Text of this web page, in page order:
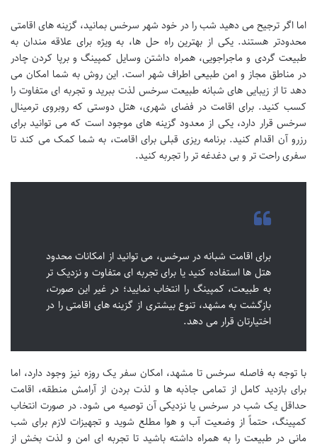
اما اگر ترجیح می دهید شب را در خود شهر سرخس بمانید، گزینه های اقامتی
محدودتر هستند. یکی از بهترین راه حل ها، به ویژه برای علاقه مندان به
طبیعت گردی و ماجراجویی، همراه داشتن وسایل کمپینگ و برپا کردن چادر
در مناطق مجاز و امن طبیعی اطراف شهر است. این روش به شما امکان می
دهد تا از زیبایی های شبانه طبیعت سرخس لذت ببرید و تجربه ای متفاوت را
کسب کنید. برای اقامت در فضای شهری، هتل دوستی که روبروی ترمینال
سرخس قرار دارد، یکی از معدود گزینه های موجود است که می توانید برای
رزرو آن اقدام کنید. برنامه ریزی قبلی برای اقامت، به شما کمک می کند تا
سفری راحت تر و بی دغدغه تر را تجربه کنید.
برای اقامت شبانه در سرخس، می توانید از امکانات محدود
هتل ها استفاده کنید یا برای تجربه ای متفاوت و نزدیک تر
به طبیعت، کمپینگ را انتخاب نمایید؛ در غیر این صورت،
بازگشت به مشهد، تنوع بیشتری از گزینه های اقامتی را در
اختیارتان قرار می دهد.
با توجه به فاصله سرخس تا مشهد، امکان سفر یک روزه نیز وجود دارد، اما
برای بازدید کامل از تمامی جاذبه ها و لذت بردن از آرامش منطقه، اقامت
حداقل یک شب در سرخس یا نزدیکی آن توصیه می شود. در صورت انتخاب
کمپینگ، حتماً از وضعیت آب و هوا مطلع شوید و تجهیزات لازم برای شب
مانی در طبیعت را به همراه داشته باشید تا تجربه ای امن و لذت بخش از